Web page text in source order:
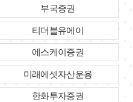
부국증권
티더블유에이
에스케이증권
미래에셋자산운용
한화투자증권